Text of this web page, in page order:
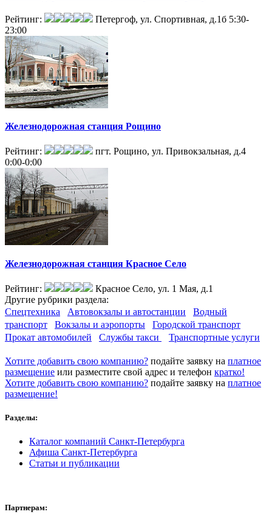
Рейтинг: Петергоф, ул. Спортивная, д.1б 5:30-
23:00
Железнодорожная станция Рощино
Рейтинг:
пгт. Рощино, ул. Привокзальная, д.4
0:00-0:00
Железнодорожная станция Красное Село
Рейтинг:
Красное Село, ул. 1 Мая, д.1
Другие рубрики раздела:
Cпецтехника
Автовокзалы и автостанции
Водный
транспорт
Вокзалы и аэропорты
Городской транспорт
Прокат автомобилей
Службы такси Транспортные услуги
Хотите добавить свою компанию? подайте заявку на платное
размещение или разместите свой адрес и телефон кратко!
Хотите добавить свою компанию? подайте заявку на платное
размещение!
Разделы:
Каталог компаний Санкт-Петербурга
Афиша Санкт-Петербурга
Статьи и публикации
Партнерам: